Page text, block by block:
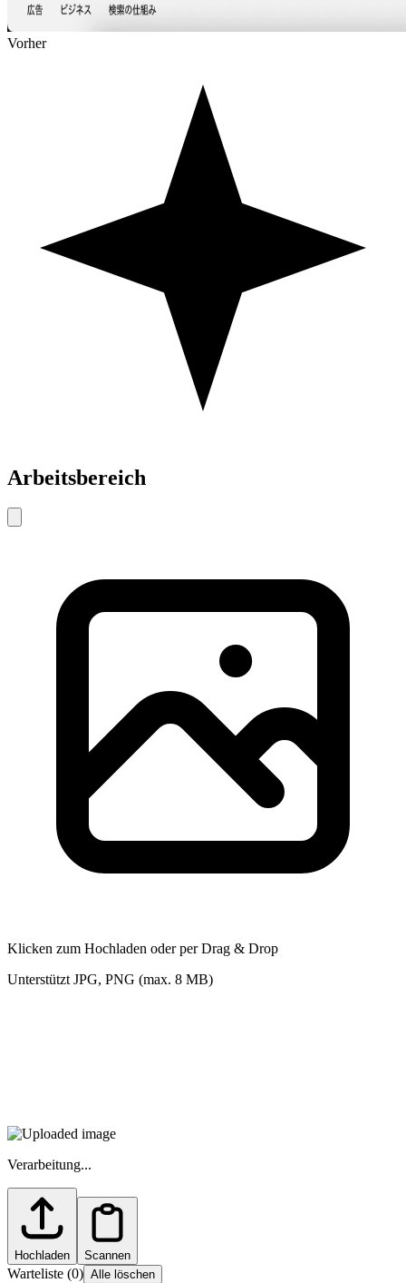
Vorher
Arbeitsbereich
Klicken zum Hochladen oder per Drag & Drop
Unterstützt JPG, PNG (max. 8 MB)
Verarbeitung...
Hochladen Scannen
Warteliste (0) Alle löschen